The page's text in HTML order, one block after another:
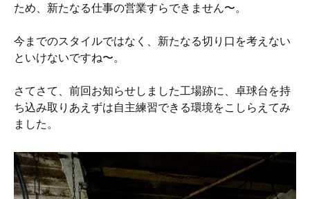
ため、新たなる仕事の営業すらできません〜。
今までのスタイルではなく、新たなる切り口を考えない
といけないですね〜。
さてさて、前回お知らせしました工場跡に、卓球台を持
ち込み取りあえずは自主練習できる環境をこしらえてみ
ました。